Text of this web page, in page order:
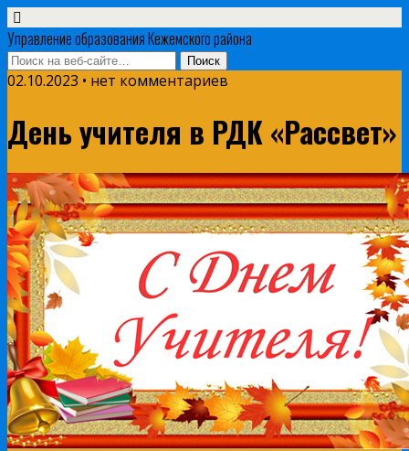
Управление образования Кежемского района
02.10.2023 • нет комментариев
День учителя в РДК «Рассвет»